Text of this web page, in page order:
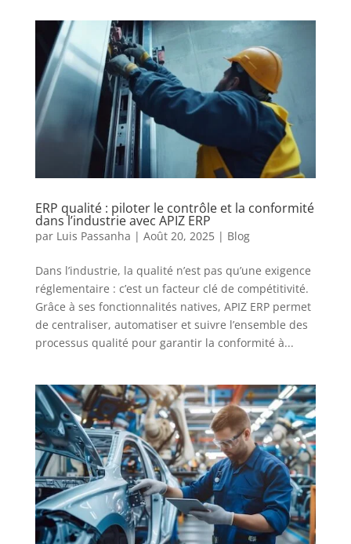
ERP qualité : piloter le contrôle et la conformité
dans l’industrie avec APIZ ERP
par Luis Passanha | Août 20, 2025| Blog
Dans l’industrie, la qualité n’est pas qu’une exigence
réglementaire : c’est un facteur clé de compétitivité.
Grâce à ses fonctionnalités natives, APIZ ERP permet
de centraliser, automatiser et suivre l’ensemble des
processus qualité pour garantir la conformité à...